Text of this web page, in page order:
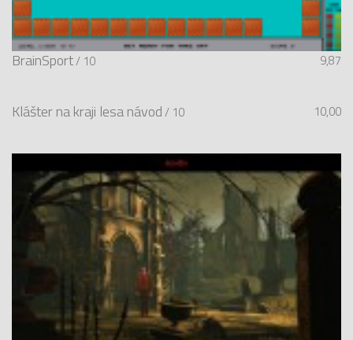
BrainSport 9,87
/ 10
Klášter na kraji lesa návod 10,00
/ 10